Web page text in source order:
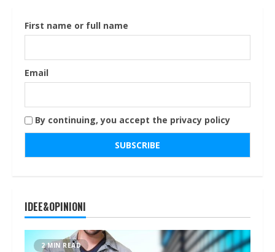
First name or full name
Email
By continuing, you accept the privacy policy
IDEE&OPINIONI
2 MIN READ